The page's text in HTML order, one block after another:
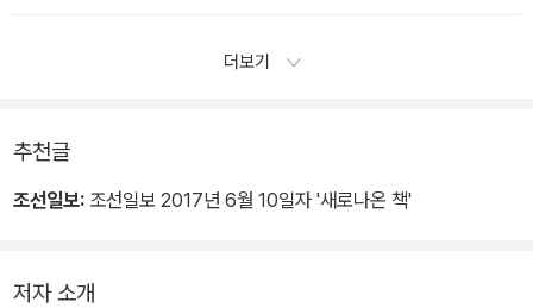
한 일이 못 된다. 우리는 시인의 목소리를 읽고, 침묵마저 읽어야 한
지 않는 자는 아닐 것이다. 디만 그는 자신의 목소리를 목구멍이 아
고, 신음해 주고, 끙끙 앓는 소리로 간신히 침묵을 뚫고, 침묵을소리처
시를 읽는 마음으로 타인의 목소리를 읽고, 시인의 마음으로 자신
더보기
추천글
조선일보: 조선일보 2017년 6월 10일자 '새로나온 책'
저자 소개